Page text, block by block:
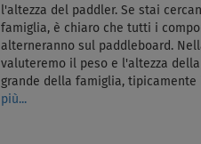
l'altezza del paddler. Se stai
famiglia, è chiaro che tutti i
alterneranno sul paddleboard.
valuteremo il peso e l'altezza
grande della famiglia, tipicamente
più...